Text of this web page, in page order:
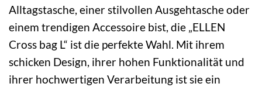
Alltagstasche, einer stilvollen Ausgehtasche oder
einem trendigen Accessoire bist, die „ELLEN
Cross bag L“ ist die perfekte Wahl. Mit ihrem
schicken Design, ihrer hohen Funktionalität und
ihrer hochwertigen Verarbeitung ist sie ein